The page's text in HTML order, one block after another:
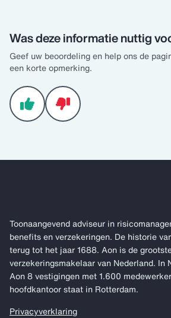
Was deze informatie nuttig
Geef uw beoordeling en help ons de
een korte opmerking.
Toonaangevend adviseur in
benefits en verzekeringen. De historie
terug tot het jaar 1688. Aon is de
verzekeringsmakelaar van Nederland. In
Aon 8 vestigingen met 1.600
hoofdkantoor staat in Rotterdam.
Privacyverklaring